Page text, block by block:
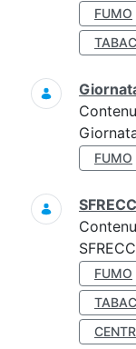
FUMO
FUMO
FUMO